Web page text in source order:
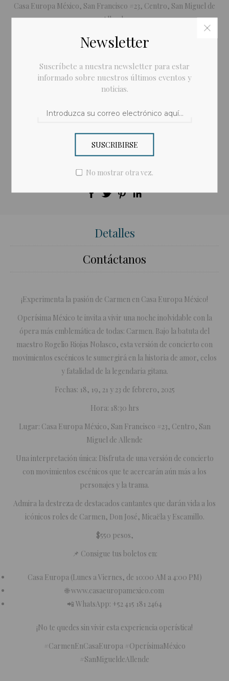
Casa Europa México, San Francisco #23, Centro, San Miguel de
Allende
Seleccione la Fecha *
Enviar a un amigo
$550.00
Compartir:
Detalles
Contáctanos
¡Experimenta la pasión de Carmen en Casa Europa México!
Operísima México te invita a vivir una noche inolvidable con la
ópera más emblemática de todas: Carmen. Bajo la batuta del
maestro Rogelio Riojas Nolasco, esta versión de concierto con
movimientos escénicos te sumergirá en la historia de amor, celos
y fatalidad de la legendaria gitana.
Fechas: 18, 19, 21 y 23 de febrero, 2025
Hora: 18:30 hrs
Lugar: Casa Europa México, San Francisco #23, Centro, San
Miguel de Allende
Una interpretación única: Disfruta de una versión de concierto
con movimientos escénicos que te acercarán aún más a los
personajes y la trama.
Admira la destreza de destacados cantantes que darán vida a los
icónicos roles de Carmen, Don José, Micaëla y Escamillo.
$550 pesos,
📌 Consigue tus boletos en:
Casa Europa (Lunes a Viernes, de 10:00 AM a 4:00 PM)
🌐 www.casaeuropamexico.com
📲 WhatsApp: +52 415 181 2464
¡No te quedes sin vivir esta experiencia operística!
#CarmenEnCasaEuropa #OperísimaMéxico
#SanMigueldeAllende
Newsletter
Suscríbete a nuestra newsletter para estar
informado sobre nuestros últimos eventos y
noticias.
SUSCRIBIRSE
No mostrar otra vez.